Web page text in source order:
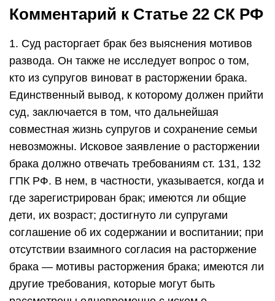
Комментарий к Статье 22 СК РФ
1. Суд расторгает брак без выяснения мотивов
развода. Он также не исследует вопрос о том,
кто из супругов виноват в расторжении брака.
Единственный вывод, к которому должен прийти
суд, заключается в том, что дальнейшая
совместная жизнь супругов и сохранение семьи
невозможны. Исковое заявление о расторжении
брака должно отвечать требованиям ст. 131, 132
ГПК РФ. В нем, в частности, указывается, когда и
где зарегистрирован брак; имеются ли общие
дети, их возраст; достигнуто ли супругами
соглашение об их содержании и воспитании; при
отсутствии взаимного согласия на расторжение
брака — мотивы расторжения брака; имеются ли
другие требования, которые могут быть